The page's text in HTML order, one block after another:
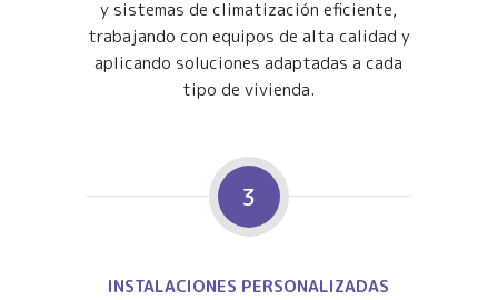
y sistemas de climatización eficiente,
trabajando con equipos de alta calidad y
aplicando soluciones adaptadas a cada
tipo de vivienda.
3
INSTALACIONES PERSONALIZADAS